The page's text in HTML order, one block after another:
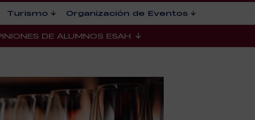
Turismo Organización de Eventos
DE ALUMNOS ESAH